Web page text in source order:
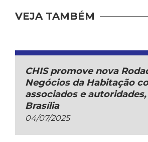
VEJA TAMBÉM
CHIS promove nova
Negócios da Habitação
associados e
Brasília
04/07/2025